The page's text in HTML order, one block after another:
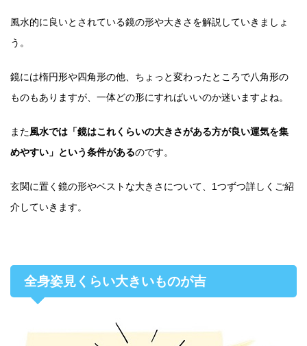
風水的に良いとされている鏡の形や大きさを解説していきましょ
う。
鏡には楕円形や四角形の他、ちょっと変わったところで八角形の
ものもありますが、一体どの形にすればいいのか迷いますよね。
また風水では「鏡はこれくらいの大きさがある方が良い運気を集
めやすい」という条件があるのです。
玄関に置く鏡の形やベストな大きさについて、1つずつ詳しくご紹
介していきます。
全身姿見くらい大きいものが吉